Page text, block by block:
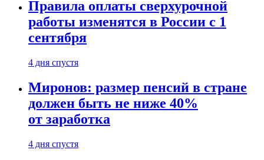
Правила оплаты сверхурочной
работы изменятся в России с 1
сентября
4 дня спустя
Миронов: размер пенсий в стране
должен быть не ниже 40%
от заработка
4 дня спустя